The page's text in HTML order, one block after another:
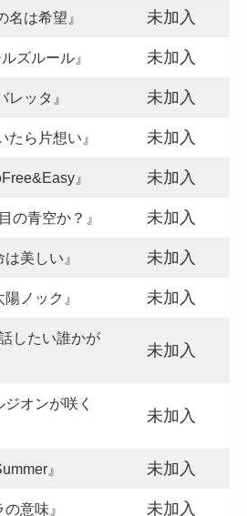
名は希望』 未加入
ズルール』 未加入
レッタ』 未加入
たら片想い』 未加入
』 未加入
の青空か？』 未加入
美しい』 未加入
ノック』 未加入
したい誰かが
未加入
オンが咲く
未加入
』 未加入
意味』 未加入